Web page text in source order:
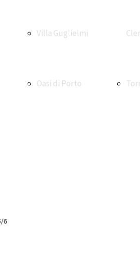
Villa Guglielmi
Oasi di Porto
6